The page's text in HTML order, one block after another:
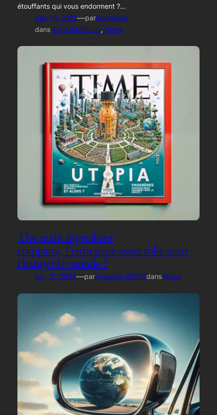
étouffants qui vous endorment ?…
Déc 16, 2022—parBonneville
dans AUTOMOBILES, News
The main ingredient
company, l’entreprise assez folle pour
changer le monde ?
Mar 21, 2024—parHyperion KEATSdans News